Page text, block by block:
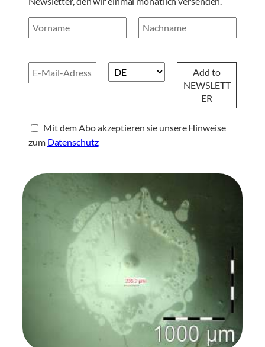
Mit dem Abo akzeptieren sie unsere Hinweise
zum Datenschutz